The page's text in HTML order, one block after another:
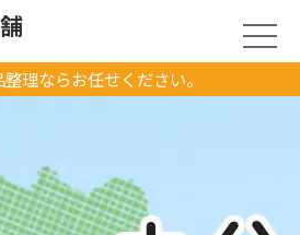
理ならお任せください。